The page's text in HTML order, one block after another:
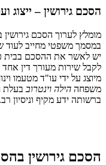
הסכם גירושין – ייצוג
מומלץ לערוך הסכם גירושין
במסמך משפטי מחייב לעוד
יש לאשר את ההסכם בבית
לקבל שירות מעורך דין אחד
מיוצג על ידי עו"ד מטעמו
משפחה הילה וינטרוב בעלת
ברשותה ידע מקיף וניסיון רב.
הסכם גירושין